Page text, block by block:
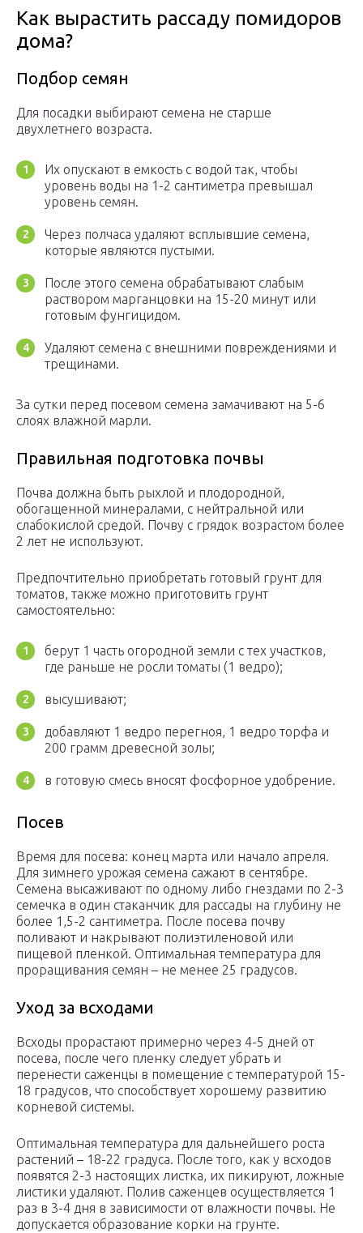
Как вырастить рассаду помидоров
дома?
Подбор семян
Для посадки выбирают семена не старше
двухлетнего возраста.
Их опускают в емкость с водой так, чтобы
уровень воды на 1-2 сантиметра превышал
уровень семян.
Через полчаса удаляют всплывшие семена,
которые являются пустыми.
После этого семена обрабатывают слабым
раствором марганцовки на 15-20 минут или
готовым фунгицидом.
Удаляют семена с внешними повреждениями и
трещинами.
За сутки перед посевом семена замачивают на 5-6
слоях влажной марли.
Правильная подготовка почвы
Почва должна быть рыхлой и плодородной,
обогащенной минералами, с нейтральной или
слабокислой средой. Почву с грядок возрастом более
2 лет не используют.
Предпочтительно приобретать готовый грунт для
томатов, также можно приготовить грунт
самостоятельно:
берут 1 часть огородной земли с тех участков,
где раньше не росли томаты (1 ведро);
высушивают;
добавляют 1 ведро перегноя, 1 ведро торфа и
200 грамм древесной золы;
в готовую смесь вносят фосфорное удобрение.
Посев
Время для посева: конец марта или начало апреля.
Для зимнего урожая семена сажают в сентябре.
Семена высаживают по одному либо гнездами по 2-3
семечка в один стаканчик для рассады на глубину не
более 1,5-2 сантиметра. После посева почву
поливают и накрывают полиэтиленовой или
пищевой пленкой. Оптимальная температура для
проращивания семян – не менее 25 градусов.
Уход за всходами
Всходы прорастают примерно через 4-5 дней от
посева, после чего пленку следует убрать и
перенести саженцы в помещение с температурой 15-
18 градусов, что способствует хорошему развитию
корневой системы.
Оптимальная температура для дальнейшего роста
растений – 18-22 градуса. После того, как у всходов
появятся 2-3 настоящих листка, их пикируют, ложные
листики удаляют. Полив саженцев осуществляется 1
раз в 3-4 дня в зависимости от влажности почвы. Не
допускается образование корки на грунте.